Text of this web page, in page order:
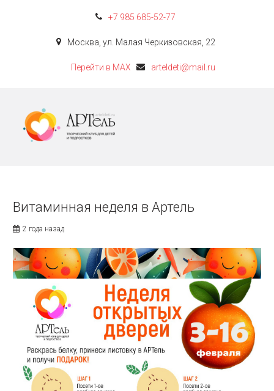
+7 985 685-52-77
Москва ул. Малая Черкизовская, 22
Перейти в MAX arteldeti@mail.ru
Витаминная неделя в Артель
2 года назад